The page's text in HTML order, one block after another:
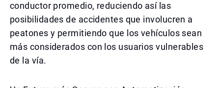
conductor promedio, reduciendo así las
posibilidades de accidentes que involucren a
peatones y permitiendo que los vehículos sean
más considerados con los usuarios vulnerables
de la vía.